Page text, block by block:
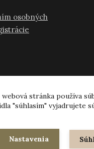
osobných
© 2024-2026 všetky práva
stránka používa
"súhlasím" vyjadrujete
Nastavenia